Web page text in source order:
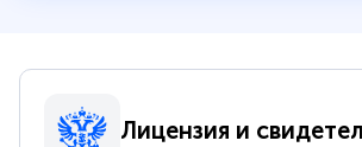
Лицензия и